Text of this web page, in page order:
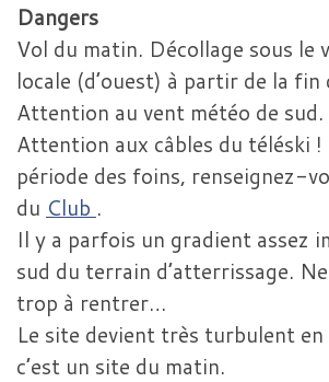
Dangers
Vol du matin. Décollage sous le
locale (d’ouest) à partir de la fin
Attention au vent météo de sud.
Attention aux câbles du téléski !
période des foins, renseignez-
du Club .
Il y a parfois un gradient assez
sud du terrain d’atterrissage.
trop à rentrer…
Le site devient très turbulent
c’est un site du matin.